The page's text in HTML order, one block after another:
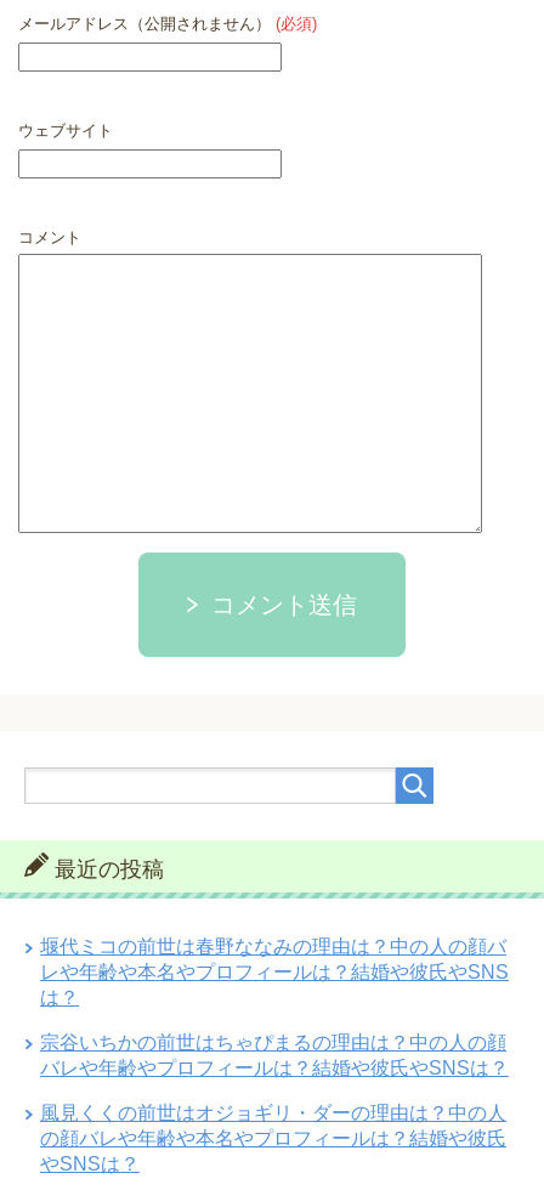
メールアドレス（公開されません） (必須)
ウェブサイト
コメント
コメント送信
最近の投稿
堰代ミコの前世は春野ななみの理由は？中の人の顔バ
レや年齢や本名やプロフィールは？結婚や彼氏やSNS
は？
宗谷いちかの前世はちゃぴまるの理由は？中の人の顔
バレや年齢やプロフィールは？結婚や彼氏やSNSは？
風見くくの前世はオジョギリ・ダーの理由は？中の人
の顔バレや年齢や本名やプロフィールは？結婚や彼氏
やSNSは？